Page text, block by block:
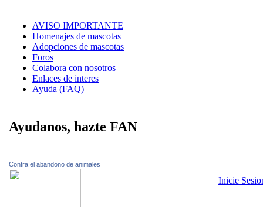
AVISO IMPORTANTE
Homenajes de mascotas
Adopciones de mascotas
Foros
Colabora con nosotros
Enlaces de interes
Ayuda (FAQ)
Ayudanos, hazte FAN
Contra el abandono de animales
Inicie